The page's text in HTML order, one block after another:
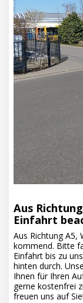
Aus
Einfahrt
Aus Richtung A5,
kommend. Bitte
Einfahrt bis zu
hinten durch.
Ihnen für Ihren
gerne kostenfrei
freuen uns auf Sie!